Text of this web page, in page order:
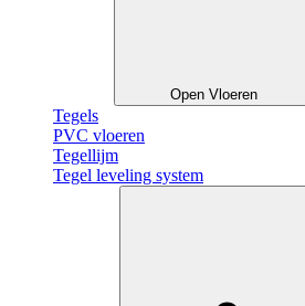
Open Vloeren
Tegels
PVC vloeren
Tegellijm
Tegel leveling system